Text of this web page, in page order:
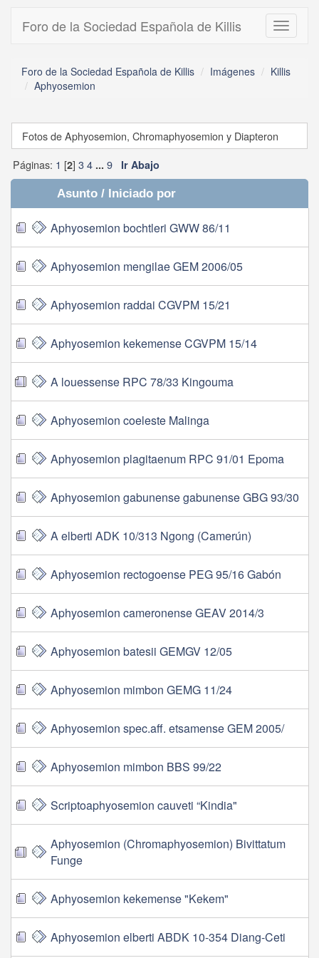
Toggle
Foro de la Sociedad Española de Killis
Foro de la Sociedad Española de Killis Imágenes
Killis
Aphyosemion
Fotos de Aphyosemion, Chromaphyosemion y Diapteron
Páginas: 1 [2] 34 ... 9 Ir Abajo
Asunto/ Iniciado por
Aphyosemion bochtleri GWW 86/11
Aphyosemion mengilae GEM 2006/05
Aphyosemion raddai CGVPM 15/21
Aphyosemion kekemense CGVPM 15/14
A louessense RPC 78/33 Kingouma
Aphyosemion coeleste Malinga
Aphyosemion plagitaenum RPC 91/01 Epoma
Aphyosemion gabunense gabunense GBG 93/30
A elberti ADK 10/313 Ngong (Camerún)
Aphyosemion rectogoense PEG 95/16 Gabón
Aphyosemion cameronense GEAV 2014/3
Aphyosemion batesii GEMGV 12/05
Aphyosemion mimbon GEMG 11/24
Aphyosemion spec.aff. etsamense GEM 2005/
Aphyosemion mimbon BBS 99/22
Scriptoaphyosemion cauveti “Kindia"
Aphyosemion (Chromaphyosemion) Bivittatum
Funge
Aphyosemion kekemense "Kekem"
Aphyosemion elberti ABDK 10-354 Diang-Ceti